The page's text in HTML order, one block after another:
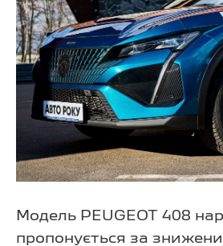
Модель PEUGEOT 408
пропонується за